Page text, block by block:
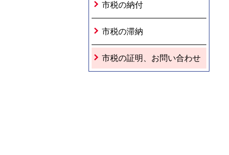
市税の納付
市税の滞納
市税の証明、お問い合わせ